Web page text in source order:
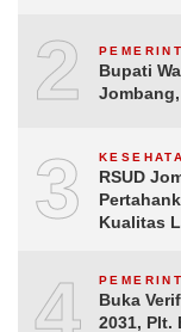
2
Bupati
3
RSUD
Kualitas
4
Buka
2031, Plt.